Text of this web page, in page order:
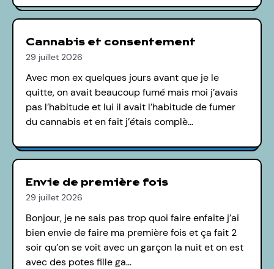
Cannabis et consentement
29 juillet 2026
Avec mon ex quelques jours avant que je le
quitte, on avait beaucoup fumé mais moi j’avais
pas l’habitude et lui il avait l’habitude de fumer
du cannabis et en fait j’étais complè…
Envie de première fois
29 juillet 2026
Bonjour, je ne sais pas trop quoi faire enfaite j’ai
bien envie de faire ma première fois et ça fait 2
soir qu’on se voit avec un garçon la nuit et on est
avec des potes fille ga…